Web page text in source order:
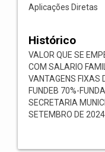
Aplicações Diretas
Histórico
VALOR QUE SE
COM SALARIO
VANTAGENS FIXAS
FUNDEB 70%-
SECRETARIA
SETEMBRO DE 2024.